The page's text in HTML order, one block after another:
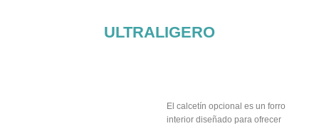
ULTRALIGERO
El calcetín opcional es un forro
interior diseñado para ofrecer